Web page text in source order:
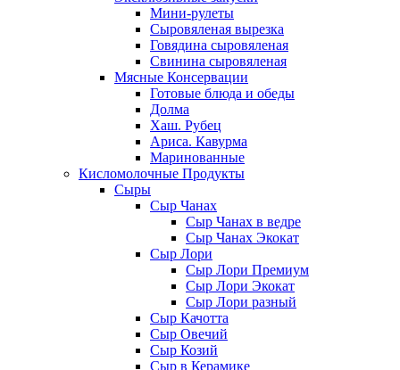
Мини-рулеты
Сыровяленая вырезка
Говядина сыровяленая
Свинина сыровяленая
Мясные Консервации
Готовые блюда и обеды
Долма
Хаш. Рубец
Ариса. Кавурма
Маринованные
Кисломолочные Продукты
Сыры
Сыр Чанах
Сыр Чанах в ведре
Сыр Чанах Экокат
Сыр Лори
Сыр Лори Премиум
Сыр Лори Экокат
Сыр Лори разный
Сыр Качотта
Сыр Овечий
Сыр Козий
Сыр в Керамике